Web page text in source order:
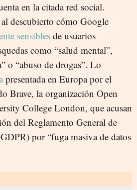
en la citada red social.
descubierto cómo Google
sensibles de usuarios
como “salud mental”,
o “abuso de drogas”. Lo
presentada en Europa por el
Brave, la organización Open
College London, que acusan
del Reglamento General de
por “fuga masiva de datos